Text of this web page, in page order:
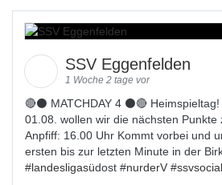
SSV Eggenfelden
1 Woche 2 tage vor
🔴⚫ MATCHDAY 4 ⚫🔴
01.08. wollen wir die nächsten
Anpfiff: 16.00 Uhr Kommt vorbei und
ersten bis zur letzten Minute in der
#landesligasüdost #nurderV #